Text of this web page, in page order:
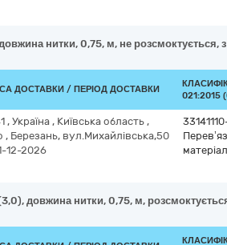
нитки, 0,75, м, не
ДОСТАВКИ / ПЕРІОД ДОСТАВКИ
021:2015
, Україна , Київська область ,
, Березань, вул.Михайлівська,50
12-2026
довжина нитки, 0,75, м,